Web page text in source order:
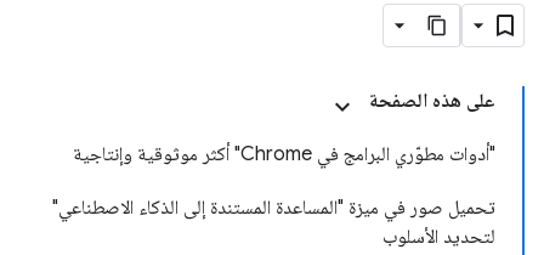
على هذه الصفحة
"أدوات مطوّري البرامج في Chrome" أكثر موثوقية وإنتاجية
تحميل صور في ميزة "المساعدة المستندة إلى الذكاء الاصطناعي"
لتحديد الأسلوب